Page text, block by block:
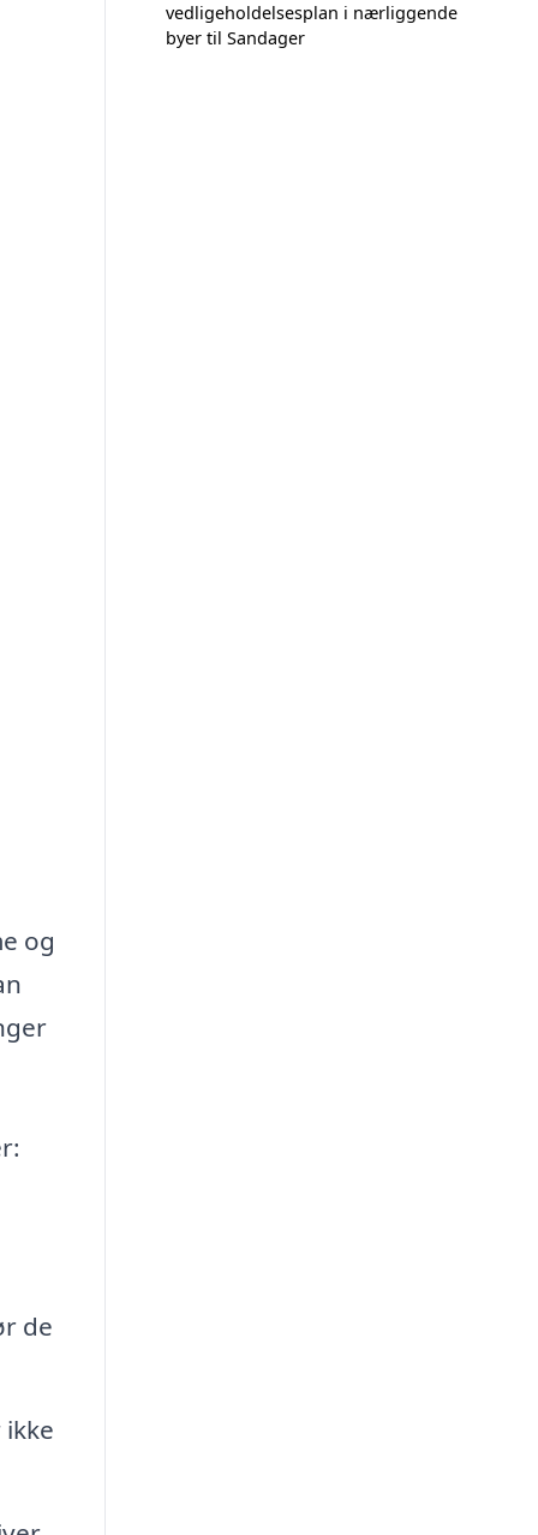
og
de
vedligeholdelsesplan i nærliggende
byer til Sandager